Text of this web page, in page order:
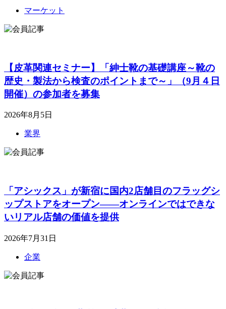
マーケット
【皮革関連セミナー】「紳士靴の基礎講座～靴の
歴史・製法から検査のポイントまで～」（9月４日
開催）の参加者を募集
2026年8月5日
業界
「アシックス」が新宿に国内2店舗目のフラッグシ
ップストアをオープン――オンラインではできな
いリアル店舗の価値を提供
2026年7月31日
企業